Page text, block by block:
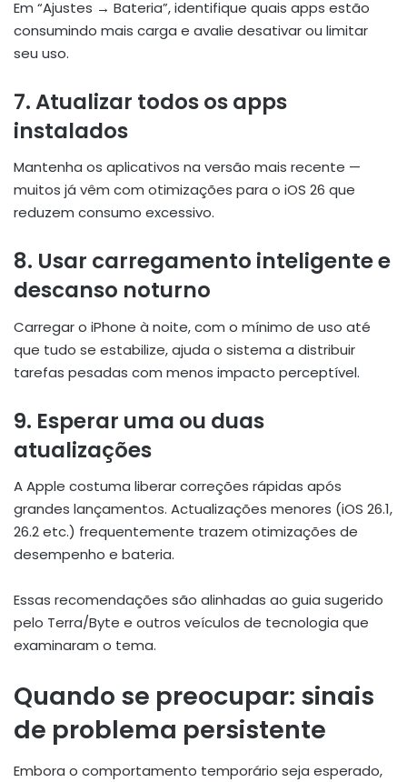
Em “Ajustes → Bateria”, identifique quais apps estão
consumindo mais carga e avalie desativar ou limitar
seu uso.
7. Atualizar todos os apps
instalados
Mantenha os aplicativos na versão mais recente —
muitos já vêm com otimizações para o iOS 26 que
reduzem consumo excessivo.
8. Usar carregamento inteligente e
descanso noturno
Carregar o iPhone à noite, com o mínimo de uso até
que tudo se estabilize, ajuda o sistema a distribuir
tarefas pesadas com menos impacto perceptível.
9. Esperar uma ou duas
atualizações
A Apple costuma liberar correções rápidas após
grandes lançamentos. Actualizações menores (iOS 26.1,
26.2 etc.) frequentemente trazem otimizações de
desempenho e bateria.
Essas recomendações são alinhadas ao guia sugerido
pelo Terra/Byte e outros veículos de tecnologia que
examinaram o tema.
Quando se preocupar: sinais
de problema persistente
Embora o comportamento temporário seja esperado,